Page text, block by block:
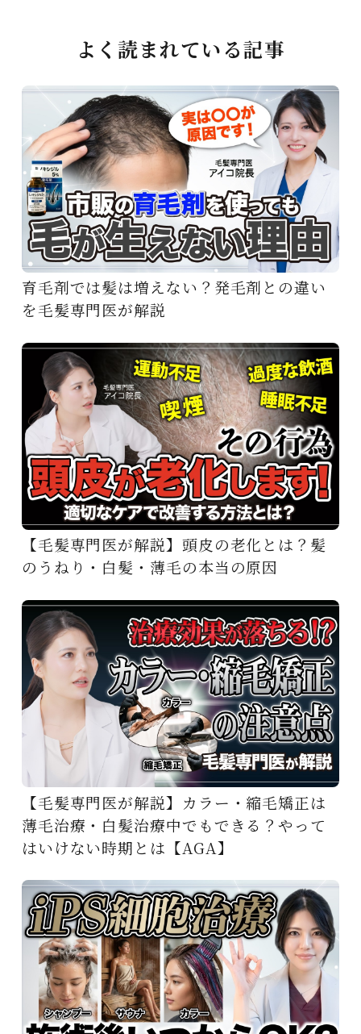
よく読まれている記事
育毛剤では髪は増えない？発毛剤との違い
を毛髪専門医が解説
【毛髪専門医が解説】頭皮の老化とは？髪
のうねり・白髪・薄毛の本当の原因
【毛髪専門医が解説】カラー・縮毛矯正は
薄毛治療・白髪治療中でもできる？やって
はいけない時期とは【AGA】